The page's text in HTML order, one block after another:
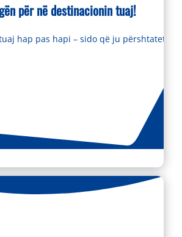
për në destinacionin tuaj!
hap pas hapi – sido që ju përshtatet.